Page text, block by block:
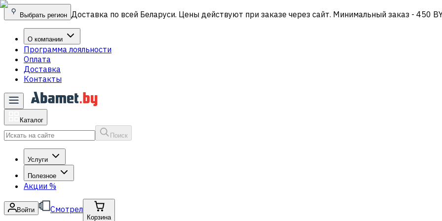
Выбрать регион Доставка по всей Беларуси. Цены действуют при заказе через сайт. Минимальный заказ - 450
О компании
Программа лояльности
Оплата
Доставка
Контакты
Каталог
Поиск
Услуги
Полезное
Акции %
Войти Смотрел
Корзина